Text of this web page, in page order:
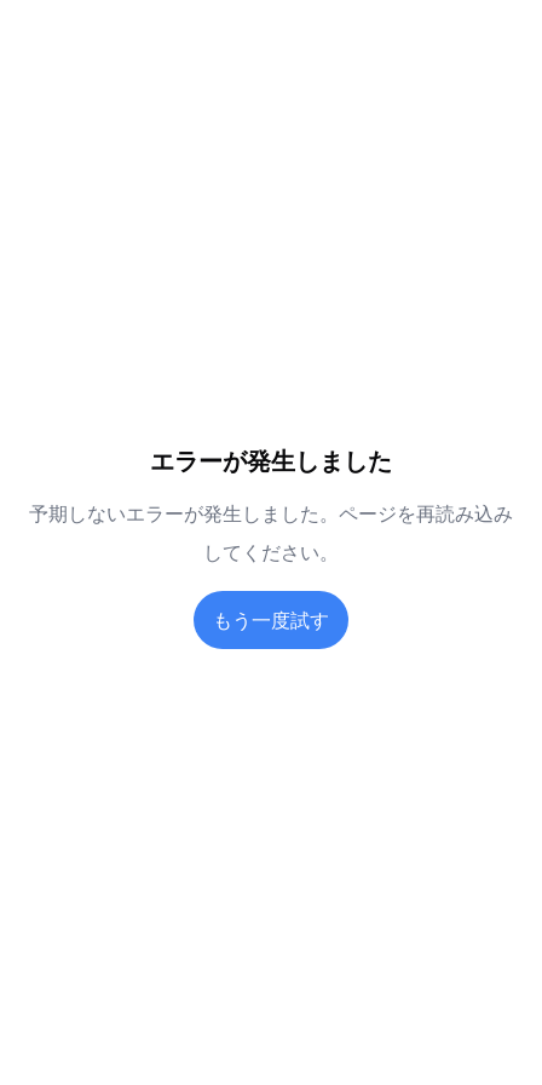
エラーが発生しました
予期しないエラーが発生しました。ページを再読み込み
してください。
もう一度試す